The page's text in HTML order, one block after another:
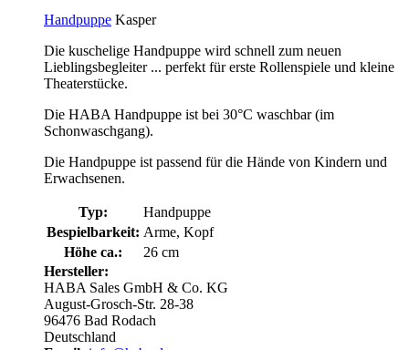
Handpuppe Kasper
Die kuschelige Handpuppe wird schnell zum neuen
Lieblingsbegleiter ... perfekt für erste Rollenspiele und kleine
Theaterstücke.
Die HABA Handpuppe ist bei 30°C waschbar (im
Schonwaschgang).
Die Handpuppe ist passend für die Hände von Kindern und
Erwachsenen.
Typ:
Handpuppe
Bespielbarkeit: Arme, Kopf
Höhe ca.:
26 cm
Hersteller:
HABA Sales GmbH & Co. KG
August-Grosch-Str. 28-38
96476 Bad Rodach
Deutschland